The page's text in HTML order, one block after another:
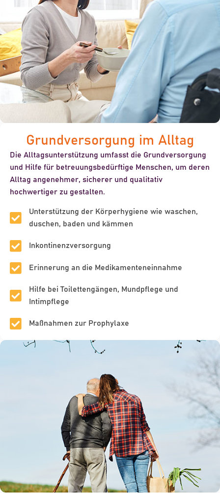
Grundversorgung im Alltag
Die Alltagsunterstützung umfasst die Grundversorgung
und Hilfe für betreuungsbedürftige Menschen, um deren
Alltag angenehmer, sicherer und qualitativ
hochwertiger zu gestalten.
Unterstützung der Körperhygiene wie waschen,
duschen, baden und kämmen
Inkontinenzversorgung
Erinnerung an die Medikamenteneinnahme
Hilfe bei Toilettengängen, Mundpflege und
Intimpflege
Maßnahmen zur Prophylaxe